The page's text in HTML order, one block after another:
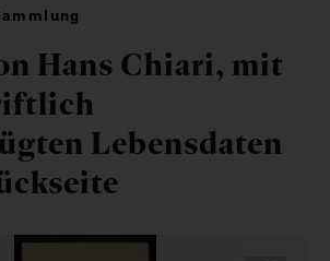
Hans Chiari, mit
Lebensdaten